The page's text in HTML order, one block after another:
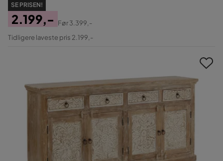
SE PRISEN!
Pris
2.199,-
Original
Før3.399,-
Tidligere laveste pris 2.199,-